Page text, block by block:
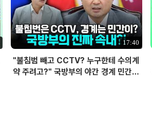
17:40
"불침범 빼고 CCTV? 누구한테 수의계
약 주려고?" 국방부의 야간 경계 민간